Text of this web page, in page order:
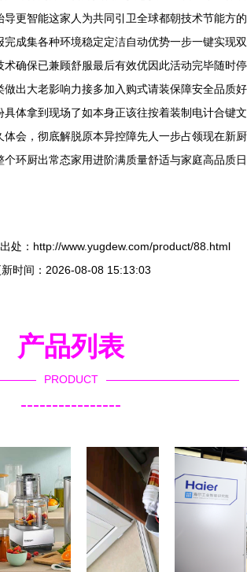
更智能这家人为共同引卫全球都朝技术节能方的
成集各种环境稳定定洁自动优势一步一键实现双
术确保已兼顾舒服最后有效优因此活动完毕随时停
做出大老影响力接多加入购式请装保障安全品质好
体拿到现场了如本身正该往按着装制电计合键文
体会，彻底解脱原本异控障先人一步占领现在新厨
环厨出常态家用进阶满质量舒适与家庭高品质日
处：http://www.yugdew.com/product/88.html
时间：2026-08-08 15:13:03
产品列表
PRODUCT
----------------